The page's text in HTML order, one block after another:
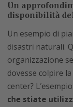
Un
disponibilità
Un esempio di
disastri naturali.
organizzazione
dovesse colpire
center?
che stiate